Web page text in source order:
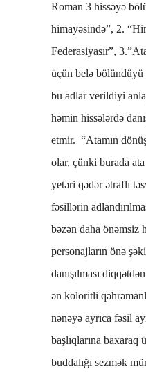
Roman 3 hissəyə
himayəsində”, 2.
Federasiyasır”,
üçün belə bölündüyü
bu adlar verildiyi
həmin hissələrdə
etmir. “Atamın
olar, çünki burada ata
yetəri qədər ətraflı
fəsillərin
bəzən daha önəmsiz
personajların önə
danışılması
ən koloritli
nənəyə ayrıca fəsil
başlıqlarına
buddalığı sezmək